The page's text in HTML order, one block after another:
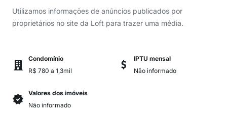
Utilizamos informações de anúncios publicados por
proprietários no site da Loft para trazer uma média.
Condomínio
R$ 780 a 1,3mil
IPTU mensal
Não informado
Valores dos imóveis
Não informado